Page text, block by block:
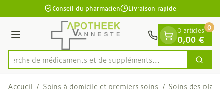
Aller au contenu
1 de 1
Conseil du pharmacien Livraison rapide
Menu
Rechercher
Recherche de médicaments et de
0 articles
0,00 €
0
Accueil / Soins à domicile et premiers soins / Soins des